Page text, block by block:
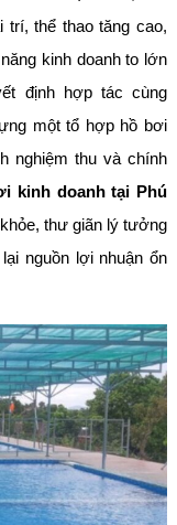
trí, thể thao tăng cao,
kinh doanh to lớn
định hợp tác cùng
một tổ hợp hồ bơi
nghiệm thu và chính
kinh doanh tại Phú
thư giãn lý tưởng
nguồn lợi nhuận ổn